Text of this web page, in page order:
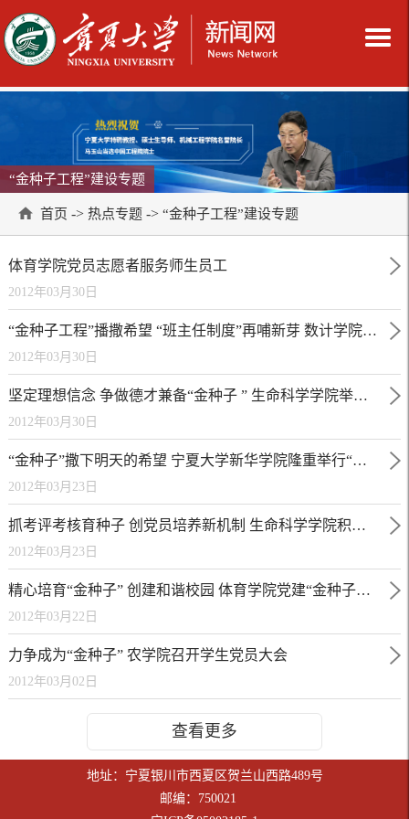
“金种子工程”建设专题
首页 -> 热点专题 -> “金种子工程”建设专题
体育学院党员志愿者服务师生员工
2012年03月30日
“金种子工程”播撒希望 “班主任制度”再哺新芽 数计学院“金种子工程”建设活动启动暨兼职班主任聘任大会举行
2012年03月30日
坚定理想信念 争做德才兼备“金种子 ” 生命科学学院举行研究生党支部大会
2012年03月30日
“金种子”撒下明天的希望 宁夏大学新华学院隆重举行“金种子工程启动仪式”
2012年03月23日
抓考评考核育种子 创党员培养新机制 生命科学学院积极探索和创新学生党建工作
2012年03月23日
精心培育“金种子” 创建和谐校园 体育学院党建“金种子工程”全面启动
2012年03月22日
力争成为“金种子” 农学院召开学生党员大会
2012年03月02日
查看更多
地址：宁夏银川市西夏区贺兰山西路489号
邮编：750021